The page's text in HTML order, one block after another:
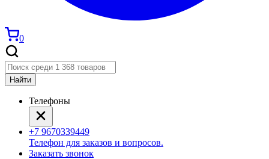
0
Найти
Телефоны
+7 9670339449
Телефон для заказов и вопросов.
Заказать звонок